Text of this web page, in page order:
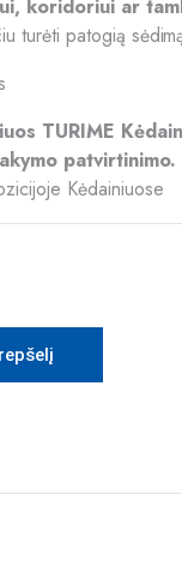
koridoriui ar
turėti patogią
TURIME
patvirtinimo.
Kėdainiuose